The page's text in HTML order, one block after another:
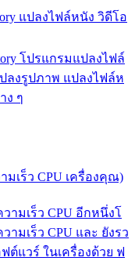
แปลงไฟล์หนัง วิดีโอ
โปรแกรมแปลงไฟล์
ลงรูปภาพ แปลงไฟล์ห
ง ๆ
มเร็ว CPU เครื่องคุณ)
ามเร็ว CPU อีกหนึ่งโ
มเร็ว CPU และ ยังรว
ต์แวร์ ในเครื่องด้วย ฟ